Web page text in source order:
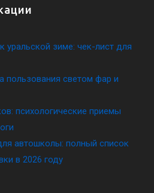
уральской зиме: чек-лист для
пользования светом фар и
психологические приемы
автошколы: полный список
в 2026 году